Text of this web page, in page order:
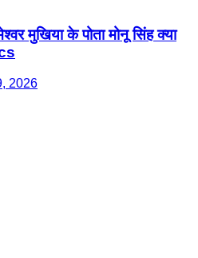
मुखिया के पोता मोनू सिंह क्या
2026